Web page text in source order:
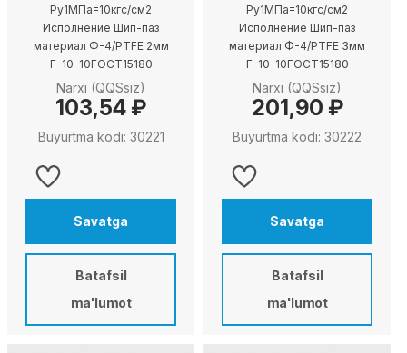
Ру1МПа=10кгс/см2
Исполнение Шип-паз
материал Ф-4/PTFE 2мм
Г-10-10ГОСТ15180
Narxi (QQSsiz)
103,54 ₽
Buyurtma kodi: 30221
Savatga
Batafsil
ma'lumot
Ру1МПа=10кгс/см2
Исполнение Шип-паз
материал Ф-4/PTFE 3мм
Г-10-10ГОСТ15180
Narxi (QQSsiz)
201,90 ₽
Buyurtma kodi: 30222
Savatga
Batafsil
ma'lumot